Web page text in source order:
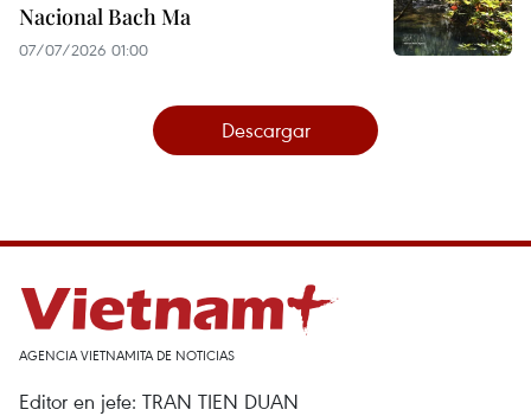
Nacional Bach Ma
07/07/2026 01:00
Descargar
AGENCIA VIETNAMITA DE NOTICIAS
Editor en jefe: TRAN TIEN DUAN